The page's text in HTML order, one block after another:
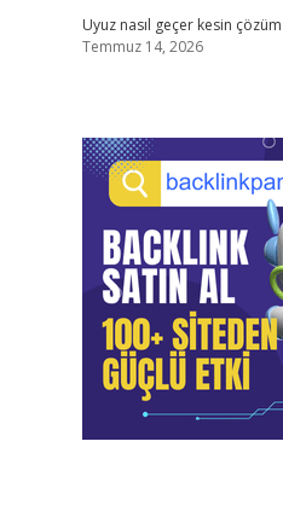
Uyuz nasıl geçer kesin çözüm
Temmuz 14, 2026